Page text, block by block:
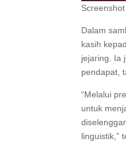
Screenshot
Dalam
kasih
jejaring. Ia
pendapat,
“Melalui
untuk
linguistik,”